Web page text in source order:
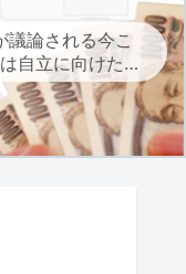
議論される今こ
自立に向けた副
えよう